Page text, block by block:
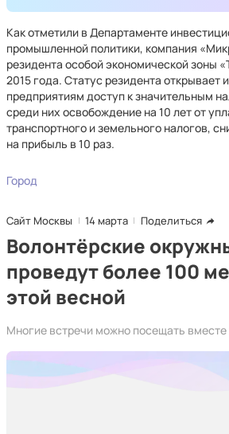
Как отметили в Департаменте
промышленной политики, компания
резидента особой экономической зоны
2015 года. Статус резидента открывает
предприятиям доступ к значительным
среди них освобождение на 10 лет от
транспортного и земельного налогов,
на прибыль в 10 раз.
Город
Сайт Москвы 14 марта Поделиться
Волонтёрские
проведут более 100
этой весной
Многие встречи можно посещать вместе